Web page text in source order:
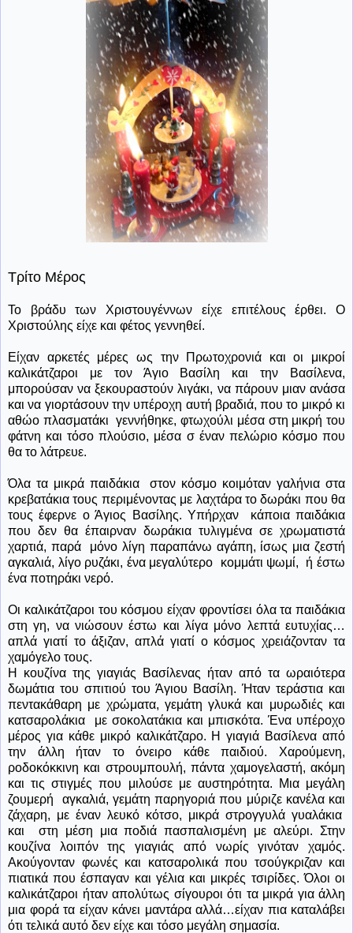
Τρίτο Μέρος
Το βράδυ των Χριστουγέννων είχε επιτέλους έρθει. Ο
Χριστούλης είχε και φέτος γεννηθεί.
Είχαν αρκετές μέρες ως την Πρωτοχρονιά και οι μικροί
καλικάτζαροι με τον Άγιο Βασίλη και την Βασίλενα,
μπορούσαν να ξεκουραστούν λιγάκι, να πάρουν μιαν ανάσα
και να γιορτάσουν την υπέροχη αυτή βραδιά, που το μικρό κι
αθώο πλασματάκι
γεννήθηκε, φτωχούλι μέσα στη μικρή του
φάτνη και τόσο πλούσιο, μέσα σ έναν πελώριο κόσμο που
θα το λάτρευε.
Όλα τα μικρά παιδάκια
στον κόσμο κοιμόταν γαλήνια στα
κρεβατάκια τους περιμένοντας με λαχτάρα το δωράκι που θα
τους έφερνε ο Άγιος Βασίλης. Υπήρχαν
κάποια παιδάκια
που δεν θα έπαιρναν δωράκια τυλιγμένα σε χρωματιστά
χαρτιά, παρά
μόνο λίγη παραπάνω αγάπη, ίσως μια ζεστή
αγκαλιά, λίγο ρυζάκι, ένα μεγαλύτερο
κομμάτι ψωμί,
ή έστω
ένα ποτηράκι νερό.
Οι καλικάτζαροι του κόσμου είχαν φροντίσει όλα τα παιδάκια
στη γη, να νιώσουν έστω και λίγα μόνο λεπτά ευτυχίας…
απλά γιατί το άξιζαν, απλά γιατί ο κόσμος χρειάζονταν τα
χαμόγελο τους.
Η κουζίνα της γιαγιάς Βασίλενας ήταν από τα ωραιότερα
δωμάτια του σπιτιού του Άγιου Βασίλη. Ήταν τεράστια και
πεντακάθαρη με χρώματα, γεμάτη γλυκά και μυρωδιές και
κατσαρολάκια
με σοκολατάκια και μπισκότα. Ένα υπέροχο
μέρος για κάθε μικρό καλικάτζαρο. Η γιαγιά Βασίλενα από
την άλλη ήταν το όνειρο κάθε παιδιού. Χαρούμενη,
ροδοκόκκινη και στρουμπουλή, πάντα χαμογελαστή, ακόμη
και τις στιγμές που μιλούσε με αυστηρότητα. Μια μεγάλη
ζουμερή
αγκαλιά, γεμάτη παρηγοριά που μύριζε κανέλα και
ζάχαρη, με έναν λευκό κότσο, μικρά στρογγυλά γυαλάκια
και
στη μέση μια ποδιά πασπαλισμένη με αλεύρι. Στην
κουζίνα λοιπόν της γιαγιάς από νωρίς γινόταν χαμός.
Ακούγονταν φωνές και κατσαρολικά που τσούγκριζαν και
πιατικά που έσπαγαν και γέλια και μικρές τσιρίδες. Όλοι οι
καλικάτζαροι ήταν απολύτως σίγουροι ότι τα μικρά για άλλη
μια φορά τα είχαν κάνει μαντάρα αλλά…είχαν πια καταλάβει
ότι τελικά αυτό δεν είχε και τόσο μεγάλη σημασία.